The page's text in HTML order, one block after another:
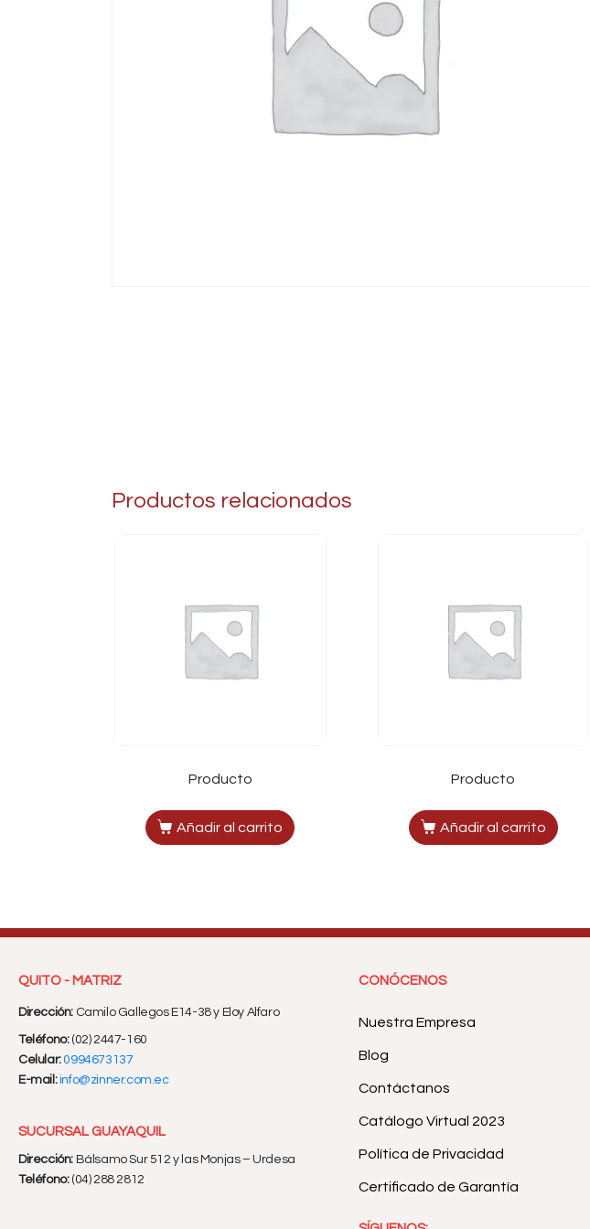
Productos relacionados
Producto
Añadir al carrito
Producto
Añadir al carrito
QUITO - MATRIZ
Dirección: Camilo Gallegos E14-38 y Eloy Alfaro
Teléfono:(02) 2447-160
Celular:0994673137
E-mail:info@zinner.com.ec
SUCURSAL GUAYAQUIL
Dirección: Bálsamo Sur 512 y las Monjas – Urdesa
Teléfono: (04) 288 2812
CONÓCENOS
Nuestra Empresa
Blog
Contáctanos
Catálogo Virtual 2023
Política de Privacidad
Certificado de Garantía